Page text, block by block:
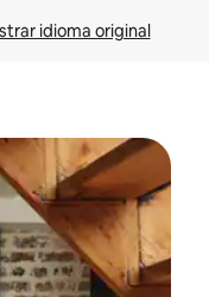
idioma original